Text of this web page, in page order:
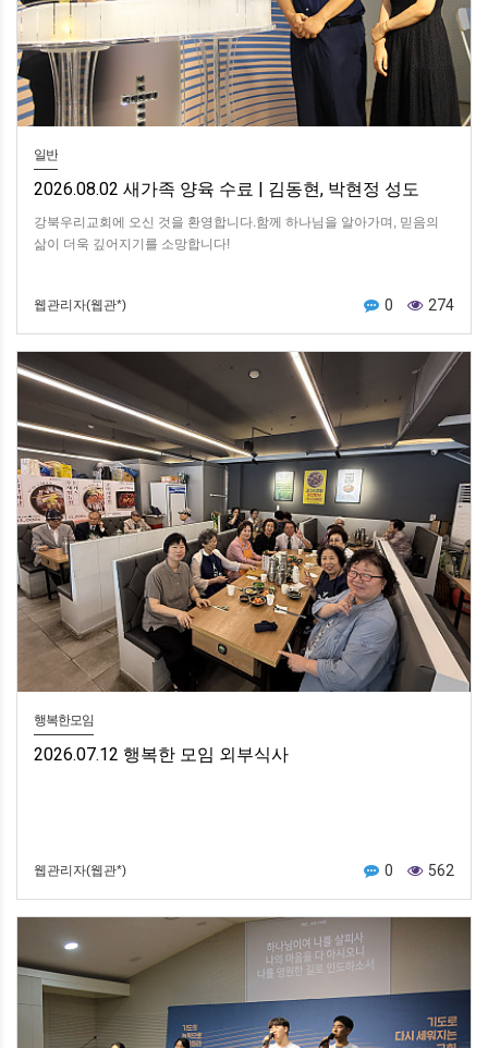
일반
2026.08.02 새가족 양육 수료 | 김동현, 박현정 성도
강북우리교회에 오신 것을 환영합니다.함께 하나님을 알아가며, 믿음의
삶이 더욱 깊어지기를 소망합니다!
웹관리자(웹관*) 0 274
행복한모임
2026.07.12 행복한 모임 외부식사
웹관리자(웹관*) 0 562